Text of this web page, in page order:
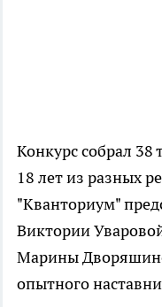
Конкурс собрал
18 лет из разных
"Кванториум"
Виктории
Марины
опытного